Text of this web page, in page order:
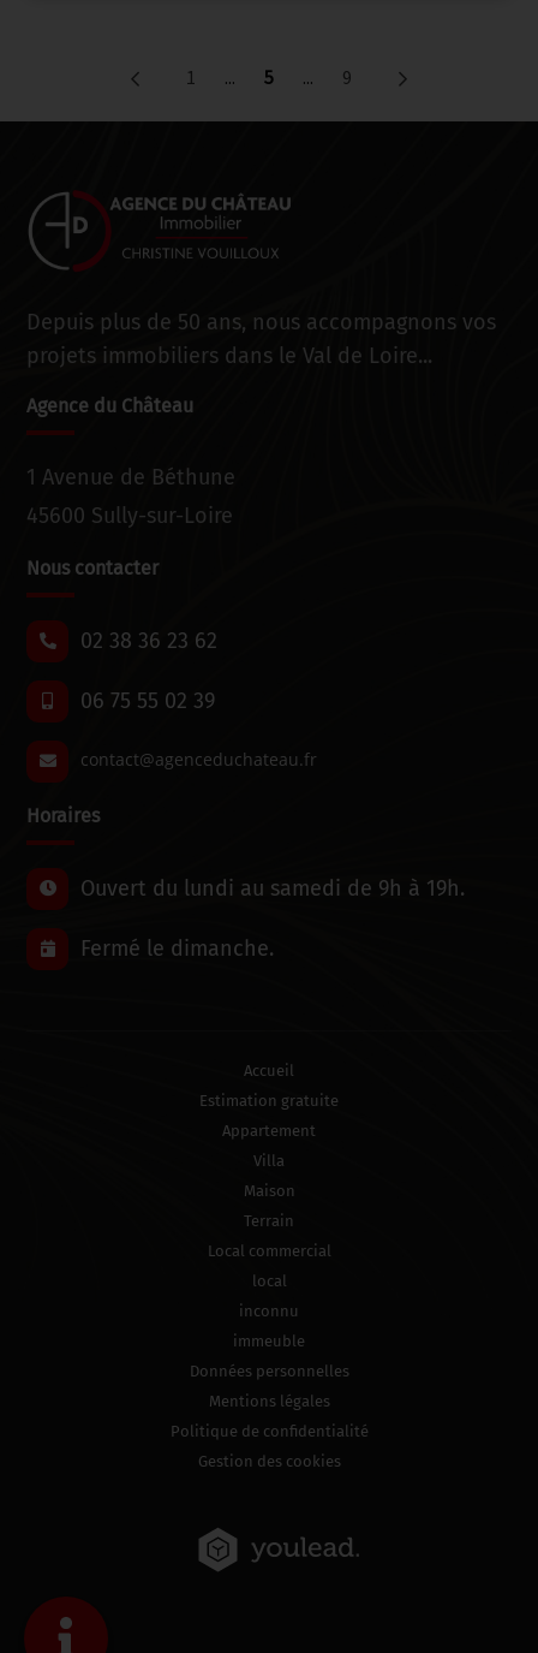
1 ... 5 ... 9
Depuis plus de 50 ans, nous accompagnons vos
projets immobiliers dans le Val de Loire...
Agence du Château
1 Avenue de Béthune
45600 Sully-sur-Loire
Nous contacter
02 38 36 23 62
06 75 55 02 39
Horaires
Ouvert du lundi au samedi de 9h à 19h.
Fermé le dimanche.
Accueil
Estimation gratuite
Appartement
Villa
Maison
Terrain
Local commercial
local
inconnu
immeuble
Données personnelles
Mentions légales
Politique de confidentialité
Gestion des cookies